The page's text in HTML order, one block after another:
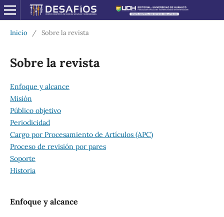
Inicio / Sobre la revista
Sobre la revista
Enfoque y alcance
Misión
Público objetivo
Periodicidad
Cargo por Procesamiento de Artículos (APC)
Proceso de revisión por pares
Soporte
Historia
Enfoque y alcance